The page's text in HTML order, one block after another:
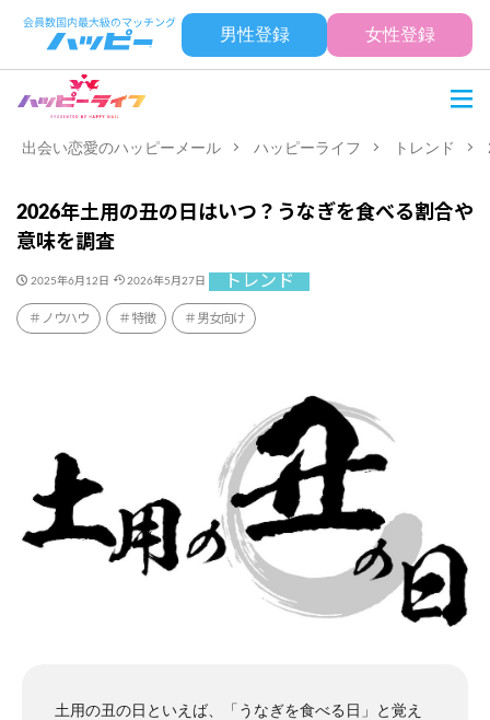
男性登録 女性登録
出会い恋愛のハッピーメール ハッピーライフ トレンド
2026年土用の丑の日はいつ？うなぎを食べる割合や
意味を調査
2025年6月12日 2026年5月27日 トレンド
ノウハウ 特徴 男女向け
土用の丑の日といえば、「うなぎを食べる日」と覚え